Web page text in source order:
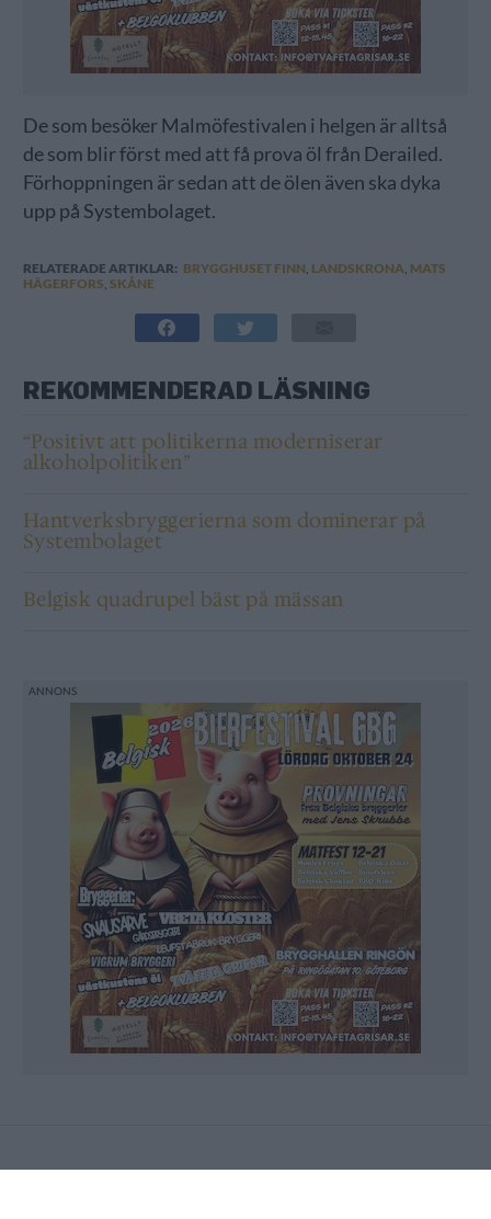
De som besöker Malmöfestivalen i helgen är alltså
de som blir först med att få prova öl från Derailed.
Förhoppningen är sedan att de ölen även ska dyka
upp på Systembolaget.
RELATERADE ARTIKLAR: BRYGGHUSET FINN LANDSKRONA MATS
HÄGERFORS SKÅNE
REKOMMENDERAD LÄSNING
“Positivt att politikerna moderniserar
alkoholpolitiken”
Hantverksbryggerierna som dominerar på
Systembolaget
Belgisk quadrupel bäst på mässan